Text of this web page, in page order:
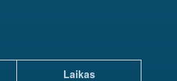
Laikas